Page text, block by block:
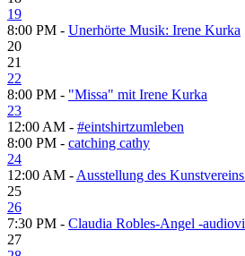
19
8:00 PM - Unerhörte Musik: Irene Kurka
20
21
22
8:00 PM - "Missa" mit Irene Kurka
23
12:00 AM - #eintshirtzumleben
8:00 PM - catching cathy
24
12:00 AM - Ausstellung des
25
26
7:30 PM - Claudia Robles-Angel -
27